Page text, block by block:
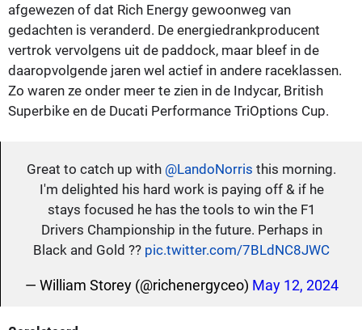
afgewezen of dat Rich Energy gewoonweg van
gedachten is veranderd. De energiedrankproducent
vertrok vervolgens uit de paddock, maar bleef in de
daaropvolgende jaren wel actief in andere raceklassen.
Zo waren ze onder meer te zien in de Indycar, British
Superbike en de Ducati Performance TriOptions Cup.
Great to catch up with @LandoNorris this morning.
I'm delighted his hard work is paying off & if he
stays focused he has the tools to win the F1
Drivers Championship in the future. Perhaps in
Black and Gold ?? pic.twitter.com/7BLdNC8JWC
— William Storey (@richenergyceo) May 12, 2024